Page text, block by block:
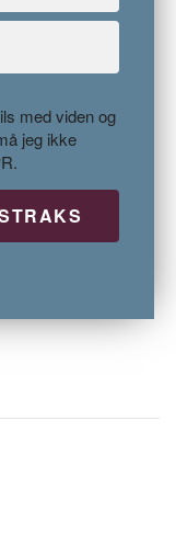
med viden og
jeg ikke